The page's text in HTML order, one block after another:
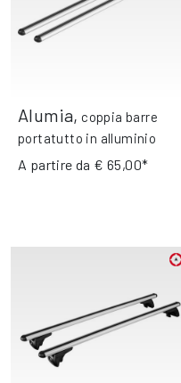
Alumia, coppia barre
portatutto in alluminio
A partire da € 65,00*